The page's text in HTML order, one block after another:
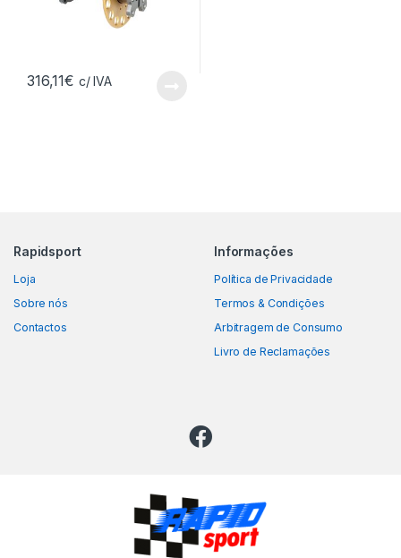
316,11€ c/ IVA
Rapidsport
Loja
Sobre nós
Contactos
Informações
Política de Privacidade
Termos & Condições
Arbitragem de Consumo
Livro de Reclamações